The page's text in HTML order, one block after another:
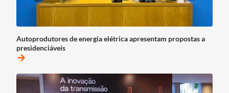
Autoprodutores de energia elétrica apresentam propostas a
presidenciáveis
arrow_forward